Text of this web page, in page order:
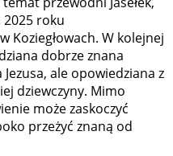
roku
Koziegłowach. W kolejnej
dobrze znana
ale opowiedziana z
dziewczyny. Mimo
może zaskoczyć
przeżyć znaną od